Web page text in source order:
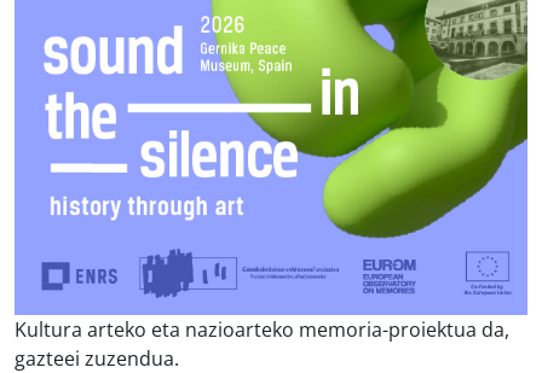
Kultura arteko eta nazioarteko memoria-proiektua da,
gazteei zuzendua.